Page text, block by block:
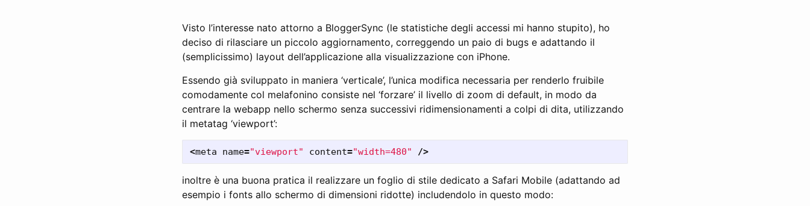
Visto l’interesse nato attorno a BloggerSync (le statistiche degli accessi mi hanno stupito), ho
deciso di rilasciare un piccolo aggiornamento, correggendo un paio di bugs e adattando il
(semplicissimo) layout dell’applicazione alla visualizzazione con iPhone.
Essendo già sviluppato in maniera ‘verticale’, l’unica modifica necessaria per renderlo fruibile
comodamente col melafonino consiste nel ‘forzare’ il livello di zoom di default, in modo da
centrare la webapp nello schermo senza successivi ridimensionamenti a colpi di dita, utilizzando
il metatag ‘viewport’:
<meta name="viewport" content="width=480" />
inoltre è una buona pratica il realizzare un foglio di stile dedicato a Safari Mobile (adattando ad
esempio i fonts allo schermo di dimensioni ridotte) includendolo in questo modo: